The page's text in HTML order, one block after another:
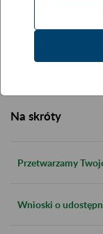
Sprawozdania
Na skróty
Przetwarzamy
Wnioski o